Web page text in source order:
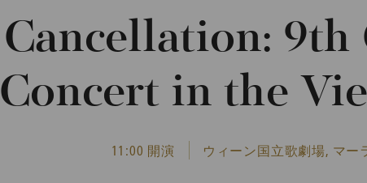
Cancellation: 9th
Concert in the
11:00 開演 ウィーン国立歌劇場, マー